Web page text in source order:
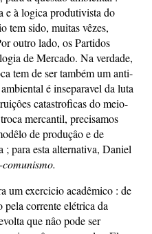
e à logica produtivista do
tem sido, muitas vêzes,
outro lado, os Partidos
de Mercado. Na verdade,
tem de ser também um anti-
é inseparavel da luta
catastroficas do meio-
mercantil, precisamos
de produçâo e de
para esta alternativa, Daniel
comunismo.
um exercicio acadêmico : de
pela corrente elétrica da
que nâo pode ser